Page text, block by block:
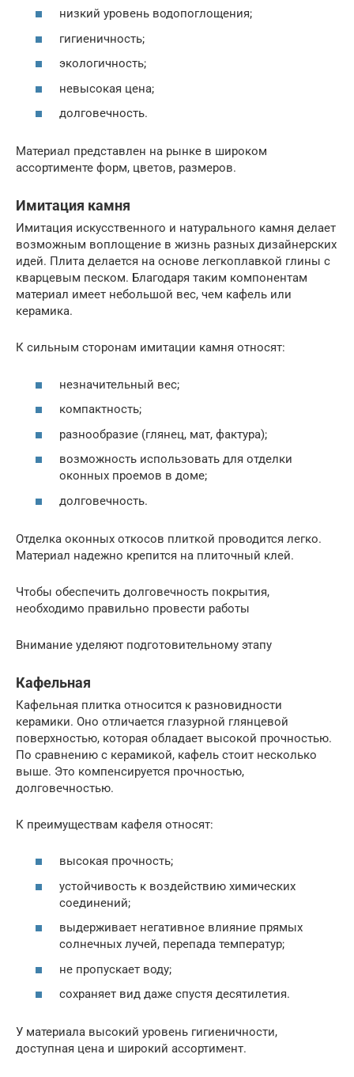
низкий уровень водопоглощения;
гигиеничность;
экологичность;
невысокая цена;
долговечность.
Материал представлен на рынке в широком
ассортименте форм, цветов, размеров.
Имитация камня
Имитация искусственного и натурального камня делает
возможным воплощение в жизнь разных дизайнерских
идей. Плита делается на основе легкоплавкой глины с
кварцевым песком. Благодаря таким компонентам
материал имеет небольшой вес, чем кафель или
керамика.
К сильным сторонам имитации камня относят:
незначительный вес;
компактность;
разнообразие (глянец, мат, фактура);
возможность использовать для отделки
оконных проемов в доме;
долговечность.
Отделка оконных откосов плиткой проводится легко.
Материал надежно крепится на плиточный клей.
Чтобы обеспечить долговечность покрытия,
необходимо правильно провести работы
Внимание уделяют подготовительному этапу
Кафельная
Кафельная плитка относится к разновидности
керамики. Оно отличается глазурной глянцевой
поверхностью, которая обладает высокой прочностью.
По сравнению с керамикой, кафель стоит несколько
выше. Это компенсируется прочностью,
долговечностью.
К преимуществам кафеля относят:
высокая прочность;
устойчивость к воздействию химических
соединений;
выдерживает негативное влияние прямых
солнечных лучей, перепада температур;
не пропускает воду;
сохраняет вид даже спустя десятилетия.
У материала высокий уровень гигиеничности,
доступная цена и широкий ассортимент.